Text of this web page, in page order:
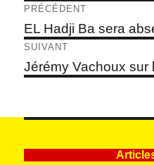
Navigation
de
l’article
PRÉCÉDENT
Article
précédent :
EL Hadji Ba sera
SUIVANT
Article
suivant :
Jérémy Vachoux sur